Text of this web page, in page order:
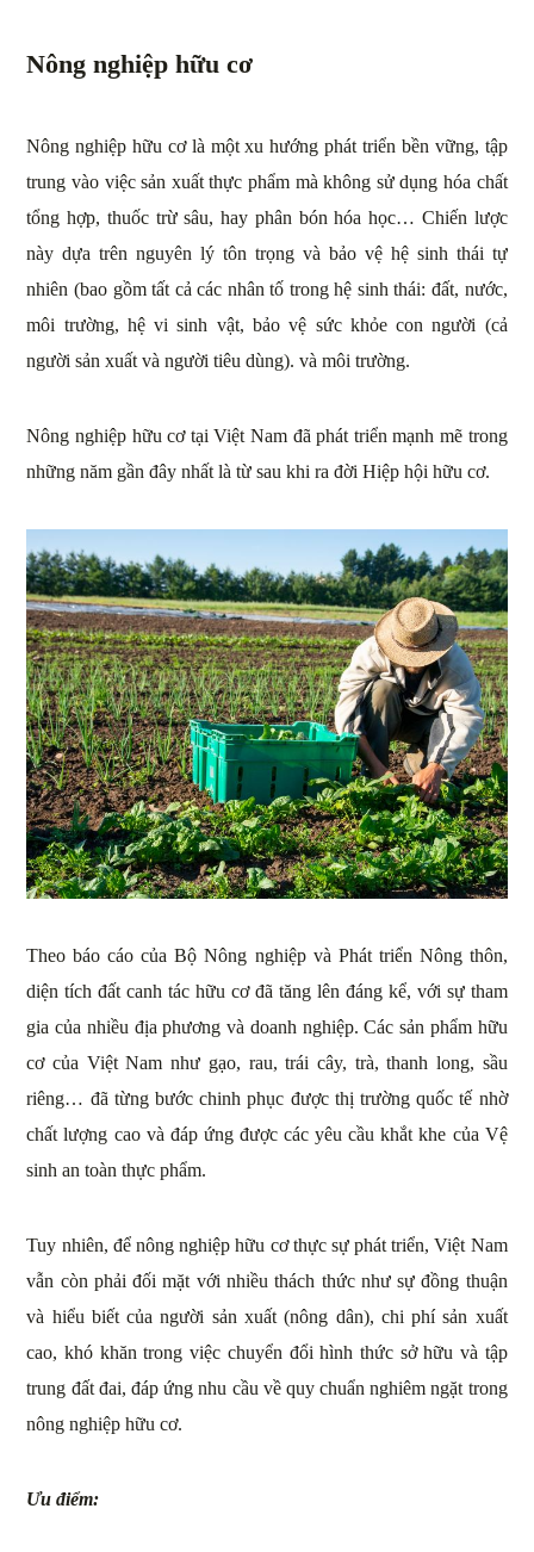
Nông nghiệp hữu cơ
Nông nghiệp hữu cơ là một xu hướng phát triển bền vững, tập
trung vào việc sản xuất thực phẩm mà không sử dụng hóa chất
tổng hợp, thuốc trừ sâu, hay phân bón hóa học… Chiến lược
này dựa trên nguyên lý tôn trọng và bảo vệ hệ sinh thái tự
nhiên (bao gồm tất cả các nhân tố trong hệ sinh thái: đất, nước,
môi trường, hệ vi sinh vật, bảo vệ sức khỏe con người (cả
người sản xuất và người tiêu dùng). và môi trường.
Nông nghiệp hữu cơ tại Việt Nam đã phát triển mạnh mẽ trong
những năm gần đây nhất là từ sau khi ra đời Hiệp hội hữu cơ.
Theo báo cáo của Bộ Nông nghiệp và Phát triển Nông thôn,
diện tích đất canh tác hữu cơ đã tăng lên đáng kể, với sự tham
gia của nhiều địa phương và doanh nghiệp. Các sản phẩm hữu
cơ của Việt Nam như gạo, rau, trái cây, trà, thanh long, sầu
riêng… đã từng bước chinh phục được thị trường quốc tế nhờ
chất lượng cao và đáp ứng được các yêu cầu khắt khe của Vệ
sinh an toàn thực phẩm.
Tuy nhiên, để nông nghiệp hữu cơ thực sự phát triển, Việt Nam
vẫn còn phải đối mặt với nhiều thách thức như sự đồng thuận
và hiểu biết của người sản xuất (nông dân), chi phí sản xuất
cao, khó khăn trong việc chuyển đổi hình thức sở hữu và tập
trung đất đai, đáp ứng nhu cầu về quy chuẩn nghiêm ngặt trong
nông nghiệp hữu cơ.
Ưu điểm: